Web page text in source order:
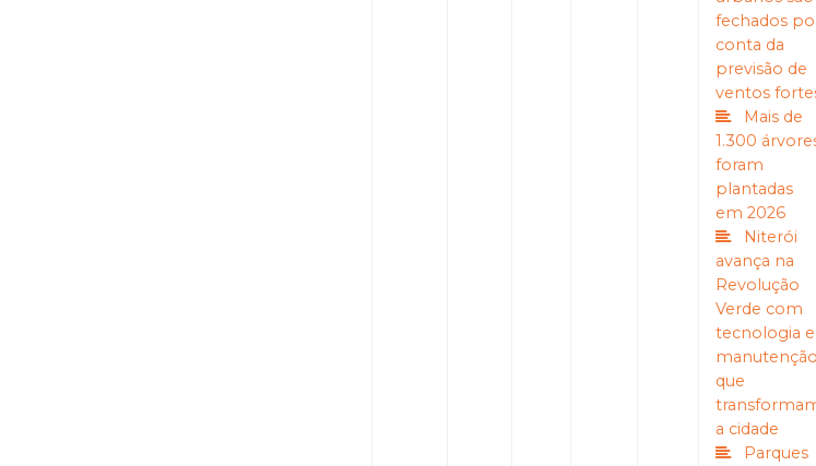
fechados
conta da
previsão de
ventos
Mais de
1.300
foram
plantadas
em 2026
Niterói
avança na
Revolução
Verde com
tecnologia e
que
a cidade
Parques